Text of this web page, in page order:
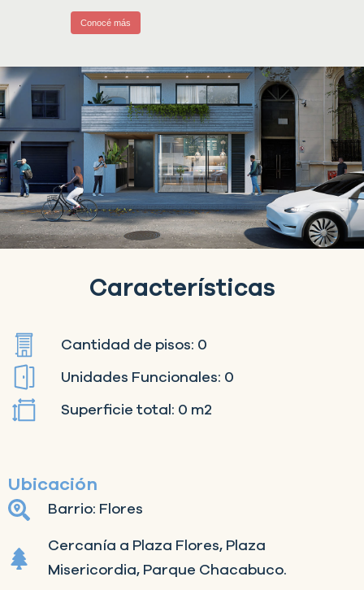
Conocé más
Características
Cantidad de pisos: 0
Unidades Funcionales: 0
Superficie total: 0 m2
Ubicación
Barrio: Flores
Cercanía a Plaza Flores, Plaza
Misericordia, Parque Chacabuco.